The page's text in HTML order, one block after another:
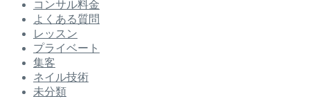
コンサル料金
よくある質問
レッスン
プライベート
集客
ネイル技術
未分類